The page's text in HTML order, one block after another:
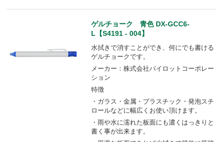
ゲルチョーク 青色 DX-GCC6-
L【S4191 - 004】
水拭きで消すことができ、何にでも書ける
ゲルチョークです。
メーカー：株式会社パイロットコーポレー
ション
特徴
・ガラス・金属・プラスチック・発泡スチ
ロールなどに幅広くお使い頂けます。
・雨や水に濡れた板面にも濃くはっきりと
書く事が出来ます。